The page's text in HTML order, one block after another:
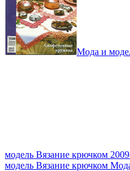
Мода и
модель Вязание крючком
модель Вязание крючком